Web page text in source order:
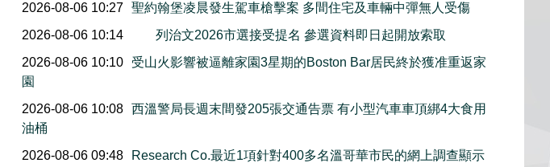
2026-08-06 10:27
聖約翰堡凌晨發生駕車槍擊案 多間住宅及車輛中彈無人受傷
2026-08-06 10:14
列治文2026市選接受提名 參選資料即日起開放索取
2026-08-06 10:10
受山火影響被逼離家園3星期的Boston Bar居民終於獲准重返家
園
2026-08-06 10:08
西溫警局長週末間發205張交通告票 有小型汽車車頂綁4大食用
油桶
2026-08-06 09:48
Research Co.最近1項針對400多名溫哥華市民的網上調查顯示